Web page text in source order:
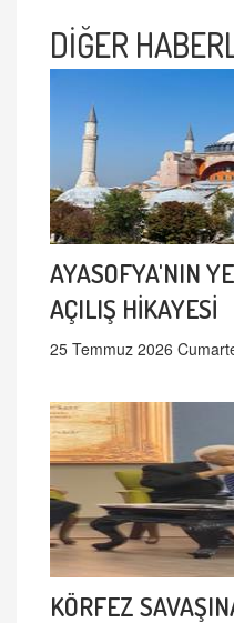
DİĞER
AYASOFYA'NIN
AÇILIŞ HİKAYESİ
25 Temmuz 2026
KÖRFEZ